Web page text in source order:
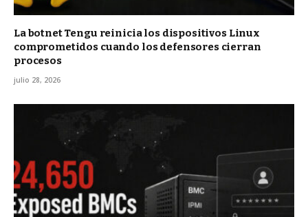
La botnet Tengu reinicia los dispositivos Linux
comprometidos cuando los defensores cierran
procesos
julio 28, 2026